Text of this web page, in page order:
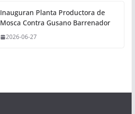
Inauguran Planta Productora de
Mosca Contra Gusano Barrenador
2026-06-27